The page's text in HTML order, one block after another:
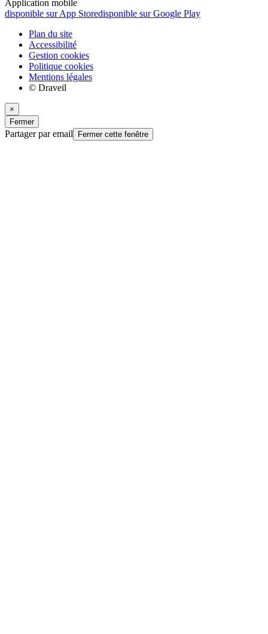
Application mobile
disponible sur App Storedisponible sur Google Play
Plan du site
Accessibilité
Gestion cookies
Politique cookies
Mentions légales
© Draveil
×
Fermer
Partager par email Fermer cette fenêtre